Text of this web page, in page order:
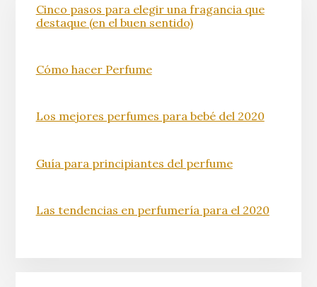
Cinco pasos para elegir una fragancia que
destaque (en el buen sentido)
Cómo hacer Perfume
Los mejores perfumes para bebé del 2020
Guía para principiantes del perfume
Las tendencias en perfumería para el 2020